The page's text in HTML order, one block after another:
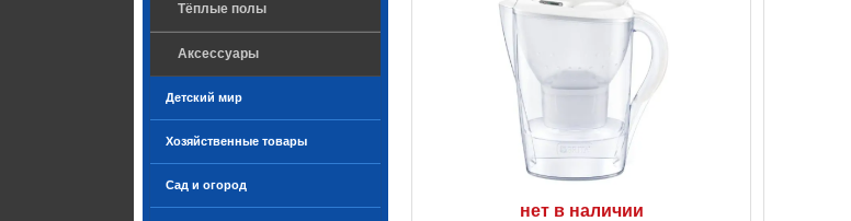
Тёплые полы
Аксессуары
Детский мир
Хозяйственные товары
Сад и огород
нет в наличии